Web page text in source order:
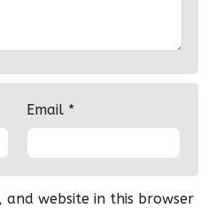
Email *
and website in this browser